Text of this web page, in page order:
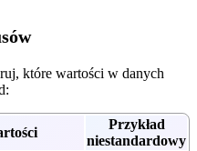
które wartości w danych
Przykład
niestandardowy